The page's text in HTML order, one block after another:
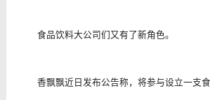
食品饮料大公司们又有了新角色。
香飘飘近日发布公告称，将参与设立一支